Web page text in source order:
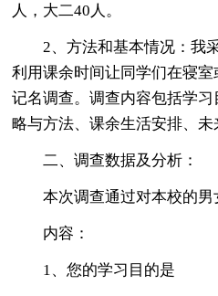
人，大二40人。
2、方法和基本情况：我
利用课余时间让同学们在寝
记名调查。调查内容包括学
略与方法、课余生活安排、未
二、调查数据及分析：
本次调查通过对本校的男
内容：
1、您的学习目的是